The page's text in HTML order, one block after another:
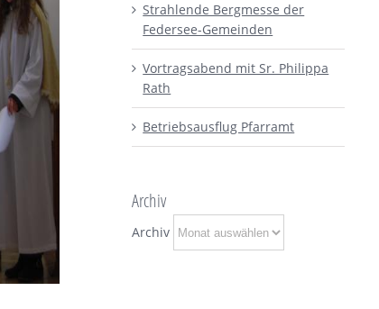
Strahlende Bergmesse der
Federsee-Gemeinden
Vortragsabend mit Sr. Philippa
Rath
Betriebsausflug Pfarramt
Archiv
Archiv